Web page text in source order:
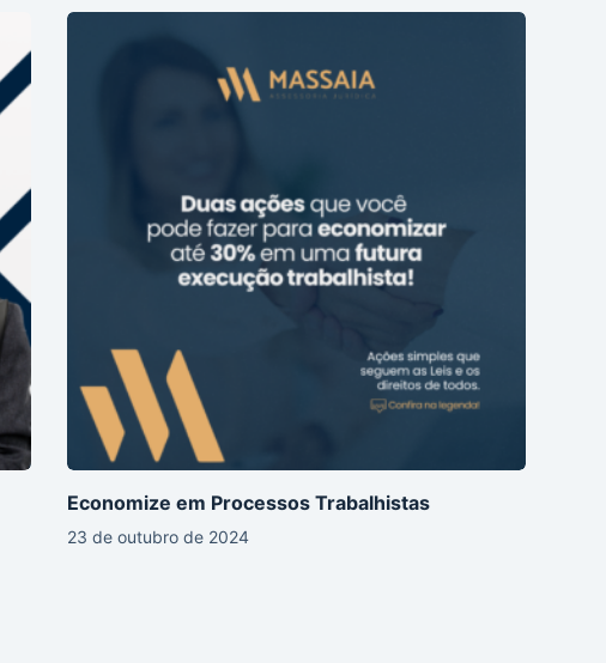
Economize em Processos Trabalhistas
23 de outubro de 2024